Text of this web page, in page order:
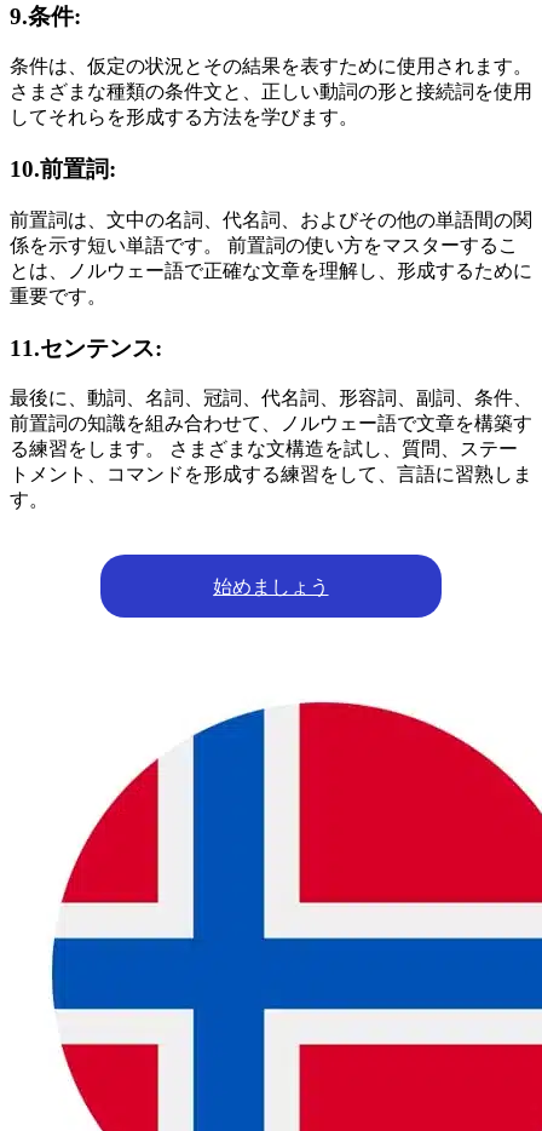
9.条件:
条件は、仮定の状況とその結果を表すために使用されます。
さまざまな種類の条件文と、正しい動詞の形と接続詞を使用
してそれらを形成する方法を学びます。
10.前置詞:
前置詞は、文中の名詞、代名詞、およびその他の単語間の関
係を示す短い単語です。 前置詞の使い方をマスターするこ
とは、ノルウェー語で正確な文章を理解し、形成するために
重要です。
11.センテンス:
最後に、動詞、名詞、冠詞、代名詞、形容詞、副詞、条件、
前置詞の知識を組み合わせて、ノルウェー語で文章を構築す
る練習をします。 さまざまな文構造を試し、質問、ステー
トメント、コマンドを形成する練習をして、言語に習熟しま
す。
始めましょう